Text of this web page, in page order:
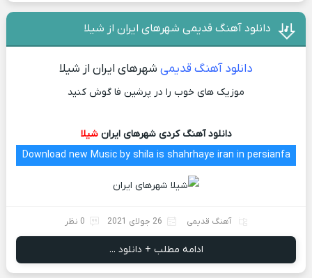
دانلود آهنگ قدیمی شهرهای ایران از شیلا
دانلود آهنگ قدیمی شهرهای ایران از شیلا
موزیک های خوب را در پرشین فا گوش کنید
دانلود آهنگ کردی شهرهای ایرانشیلا
Download new Music by shila is shahrhaye iran in persianfa
آهنگ قدیمی 26 جولای 2021 0 نظر
ادامه مطلب + دانلود ...